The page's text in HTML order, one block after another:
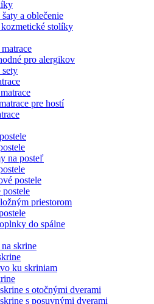
a oblečenie
kozmetické stolíky
pro alergikov
pre hostí
na posteľ
postele
postele
priestorom
do spálne
skrine
ku skriniam
s otočnými dverami
s posuvnými dverami